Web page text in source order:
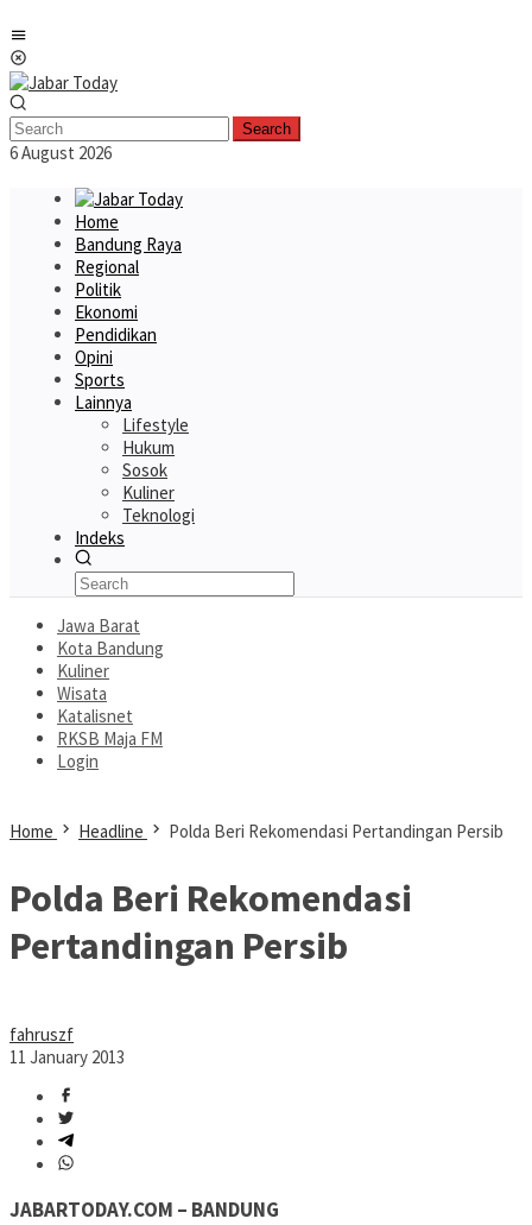
to
content
Search
6 August 2026
Home
Bandung Raya
Regional
Politik
Ekonomi
Pendidikan
Opini
Sports
Lainnya
Lifestyle
Hukum
Sosok
Kuliner
Teknologi
Indeks
Jawa Barat
Kota Bandung
Kuliner
Wisata
Katalisnet
RKSB Maja FM
Login
Home Headline Polda Beri Rekomendasi Pertandingan Persib
Polda Beri Rekomendasi
Pertandingan Persib
fahruszf
11 January 2013
JABARTODAY.COM – BANDUNG